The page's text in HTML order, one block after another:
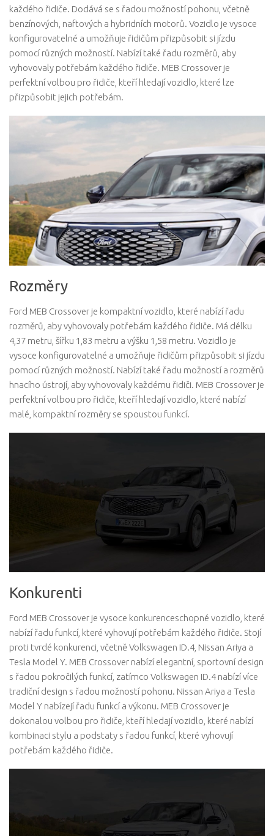
každého řidiče. Dodává se s řadou možností pohonu, včetně
benzínových, naftových a hybridních motorů. Vozidlo je vysoce
konfigurovatelné a umožňuje řidičům přizpůsobit si jízdu
pomocí různých možností. Nabízí také řadu rozměrů, aby
vyhovovaly potřebám každého řidiče. MEB Crossover je
perfektní volbou pro řidiče, kteří hledají vozidlo, které lze
přizpůsobit jejich potřebám.
Rozměry
Ford MEB Crossover je kompaktní vozidlo, které nabízí řadu
rozměrů, aby vyhovovaly potřebám každého řidiče. Má délku
4,37 metru, šířku 1,83 metru a výšku 1,58 metru. Vozidlo je
vysoce konfigurovatelné a umožňuje řidičům přizpůsobit si jízdu
pomocí různých možností. Nabízí také řadu možností a rozměrů
hnacího ústrojí, aby vyhovovaly každému řidiči. MEB Crossover je
perfektní volbou pro řidiče, kteří hledají vozidlo, které nabízí
malé, kompaktní rozměry se spoustou funkcí.
Konkurenti
Ford MEB Crossover je vysoce konkurenceschopné vozidlo, které
nabízí řadu funkcí, které vyhovují potřebám každého řidiče. Stojí
proti tvrdé konkurenci, včetně Volkswagen ID.4, Nissan Ariya a
Tesla Model Y. MEB Crossover nabízí elegantní, sportovní design
s řadou pokročilých funkcí, zatímco Volkswagen ID.4 nabízí více
tradiční design s řadou možností pohonu. Nissan Ariya a Tesla
Model Y nabízejí řadu funkcí a výkonu. MEB Crossover je
dokonalou volbou pro řidiče, kteří hledají vozidlo, které nabízí
kombinaci stylu a podstaty s řadou funkcí, které vyhovují
potřebám každého řidiče.